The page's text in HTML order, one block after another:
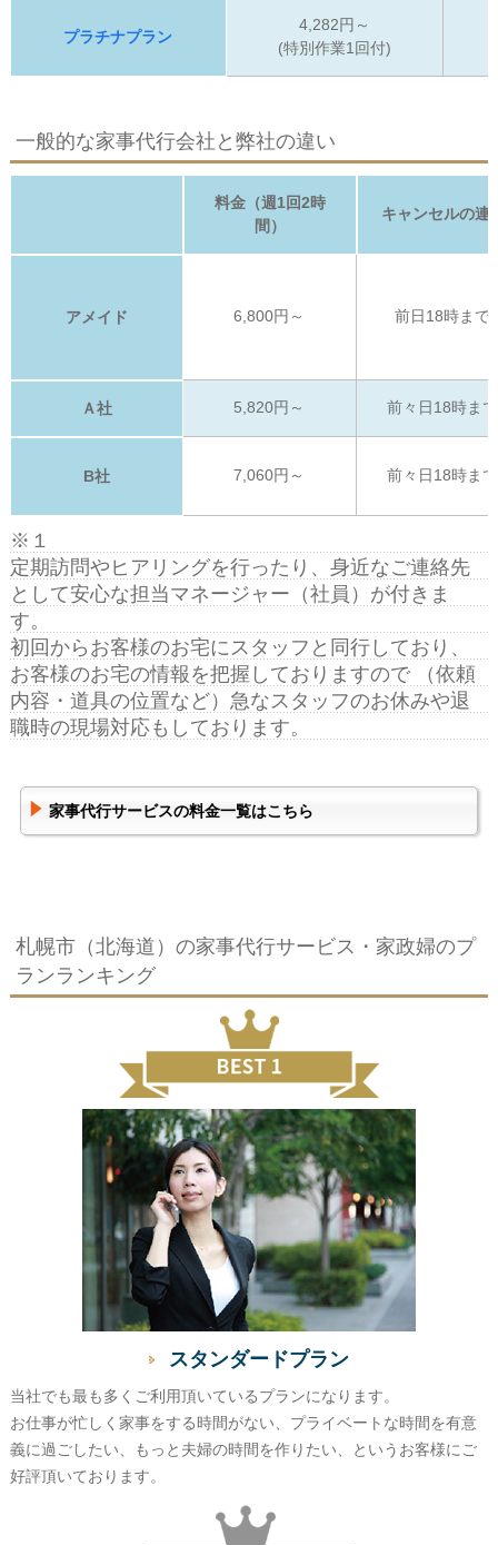
プラチナプラン
4,282円～
(特別作業1回付)
一般的な家事代行会社と弊社の違い
料金（週1回2時
間）
キャンセルの連
アメイド 6,800円～ 前日18時まで
Ａ社 5,820円～ 前々日18時まで
B社 7,060円～ 前々日18時まで
※１
定期訪問やヒアリングを行ったり、身近なご連絡先
として安心な担当マネージャー（社員）が付きま
す。
初回からお客様のお宅にスタッフと同行しており、
お客様のお宅の情報を把握しておりますので （依頼
内容・道具の位置など）急なスタッフのお休みや退
職時の現場対応もしております。
家事代行サービスの料金一覧はこちら
札幌市（北海道）の家事代行サービス・家政婦のプ
ランランキング
スタンダードプラン
当社でも最も多くご利用頂いているプランになります。
お仕事が忙しく家事をする時間がない、プライベートな時間を有意
義に過ごしたい、もっと夫婦の時間を作りたい、というお客様にご
好評頂いております。